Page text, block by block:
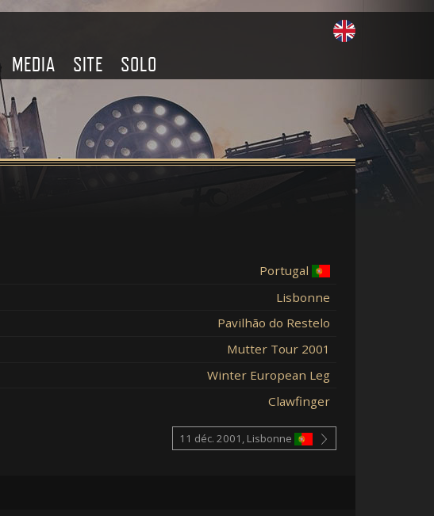
MEDIA SITE SOLO
Portugal
Lisbonne
Pavilhão do Restelo
Mutter Tour 2001
Winter European Leg
Clawfinger
11 déc. 2001, Lisbonne